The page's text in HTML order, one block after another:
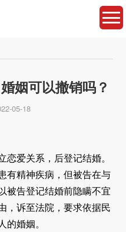
姻可以撤销吗？
05-18
恋爱关系，后登记结婚。
有精神疾病，但被告在与
被告登记结婚前隐瞒不宜
，诉至法院，要求依据民
的婚姻。